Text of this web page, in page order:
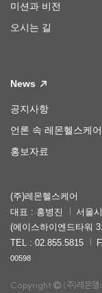
미션과 비전
오시는 길
News
공지사항
언론 속 레몬헬스케어
홍보자료
(주)레몬헬스케어
대표 : 홍병진
서울
(에이스하이엔드타워
TEL : 02.855.5815
00598
Copyright (주)레몬